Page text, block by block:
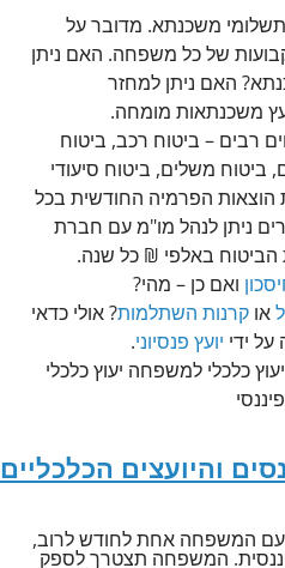
משכנתא. מדובר על
של כל משפחה. האם ניתן
האם ניתן למחזר
משכנתאות מומחה.
רבים – ביטוח רכב, ביטוח
ביטוח משלים, ביטוח סיעודי
הוצאות הפרמיה החודשית בכל
ניתן לנהל מו"מ עם חברת
הביטוח באלפי ₪ כל שנה.
ואם כן – מהי?
או קרנות השתלמות? אולי כדאי
ידי יועץ פנסיוני.
כלכלי למשפחה יעוץ כלכלי
והיועצים הכלכליים
עם המשפחה אחת לחודש לרוב,
המשפחה תצטרך לספק